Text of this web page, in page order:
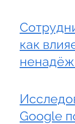
как
Google